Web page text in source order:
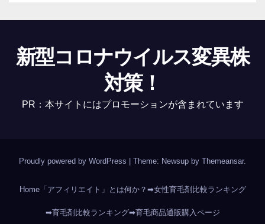
新型コロナウイルス変異株
対策！
PR：本サイトにはプロモーションが含まれています
Proudly powered by WordPress | Theme: Newsup by Themeansar.
Home「アフィリエイト」とは何か？ ➡女性育毛剤比較ランキング
➡育毛剤比較ランキング➡育毛商品通販購入ページ